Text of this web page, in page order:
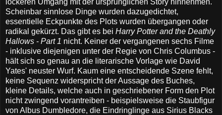
Scheinbar sinnlose Dinge wurden dazugedichtet,
essentielle Eckpunkte des Plots wurden übergangen oder
radikal gekürzt. Das gibt es bei Harry Potter and the Deathly
Hallows - Part 1 nicht. Keiner der vergangenen sechs Filme
- inklusive diejenigen unter der Regie von Chris Columbus -
hält sich so genau an die literarische Vorlage wie David
Yates' neuster Wurf. Kaum eine entscheidende Szene fehlt,
keine Sequenz widerspricht der Aussage des Buches,
kleine Details, welche auch in geschriebener Form den Plot
nicht zwingend vorantreiben - beispielsweise die Staubfigur
von Albus Dumbledore, die Eindringlinge aus Sirius Blacks